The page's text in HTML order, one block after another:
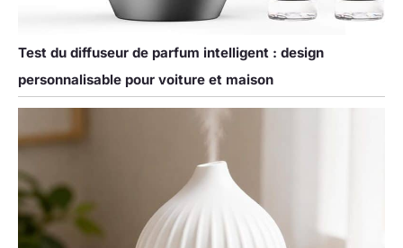
Test du diffuseur de parfum intelligent : design
personnalisable pour voiture et maison